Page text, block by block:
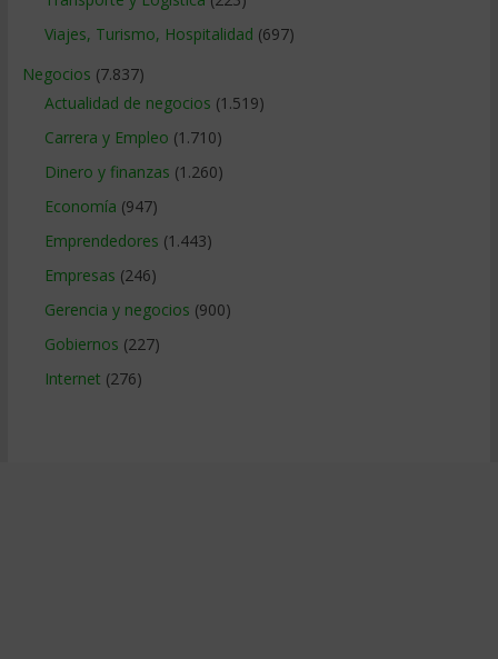
Viajes, Turismo, Hospitalidad (697)
Negocios (7.837)
Actualidad de negocios (1.519)
Carrera y Empleo (1.710)
Dinero y finanzas (1.260)
Economía (947)
Emprendedores (1.443)
Empresas (246)
Gerencia y negocios (900)
Gobiernos (227)
Internet (276)